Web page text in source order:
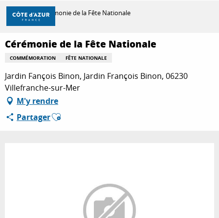
Aller
contenu
principal
DÉCOUVRIR
À FAIRE
SÉJOURNER
Accueil Cérémonie de la Fête Nationale
Cérémonie de la Fête Nationale
COMMÉMORATION FÊTE NATIONALE
Jardin Fançois Binon, Jardin François Binon, 06230
Villefranche-sur-Mer
M'y rendre
PartagerAjouter aux favoris